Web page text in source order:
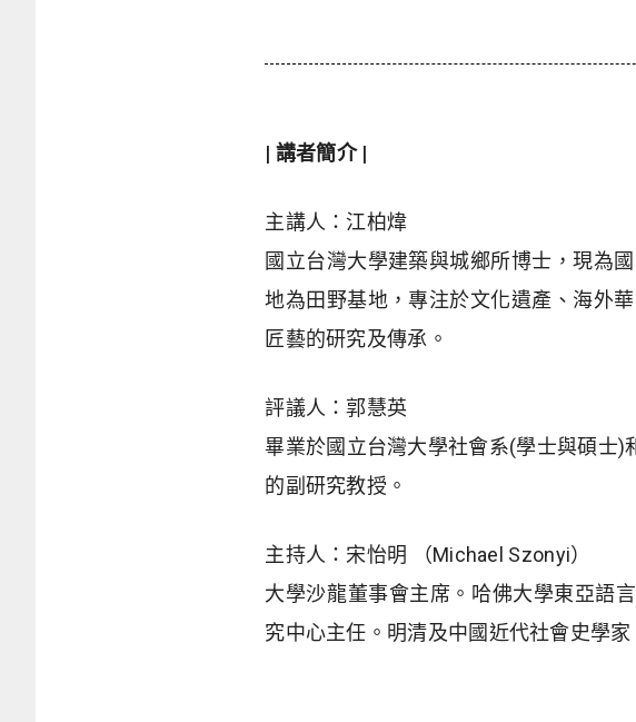
| 講者簡介 |
主講人：江柏煒
國立台灣大學建築與城鄉所博士，現為
地為田野基地，專注於文化遺產、海外
匠藝的研究及傳承。
評議人：郭慧英
畢業於國立台灣大學社會系(學士與碩士
的副研究教授。
主持人：宋怡明
（Michael Szonyi）
大學沙龍董事會主席。哈佛大學東亞語
究中心主任。明清及中國近代社會史學家